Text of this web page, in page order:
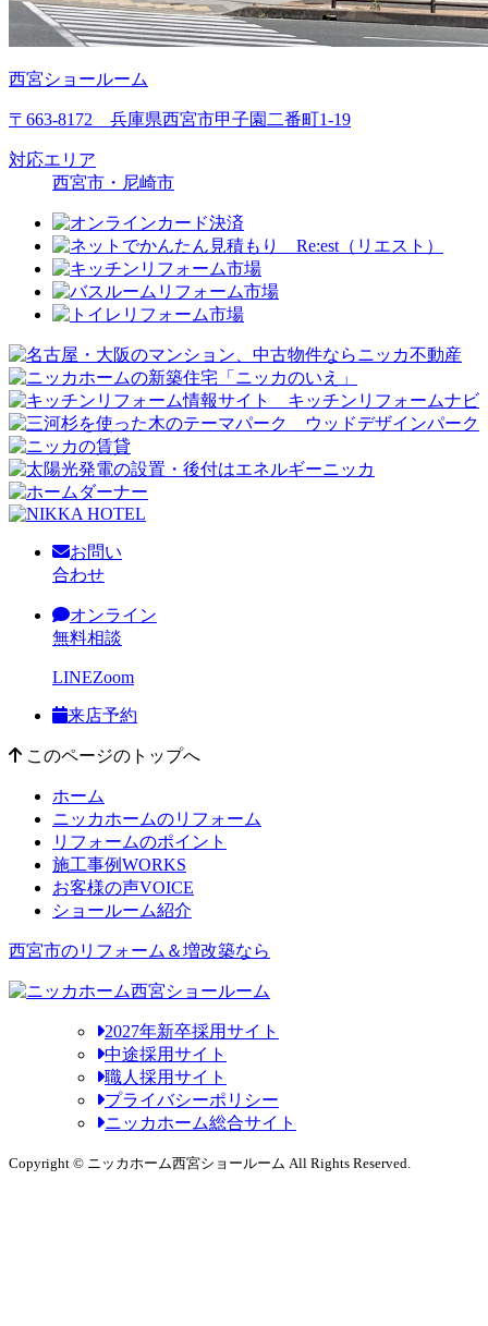
西宮ショールーム
〒663-8172 兵庫県西宮市甲子園二番町1-19
対応エリア
西宮市・尼崎市
お問い
合わせ
オンライン
無料相談
LINEZoom
来店予約
このページのトップへ
ホーム
ニッカホームのリフォーム
リフォームのポイント
施工事例WORKS
お客様の声VOICE
ショールーム紹介
西宮市のリフォーム＆増改築なら
2027年新卒採用サイト
中途採用サイト
職人採用サイト
プライバシーポリシー
ニッカホーム総合サイト
Copyright © ニッカホーム西宮ショールーム All Rights Reserved.